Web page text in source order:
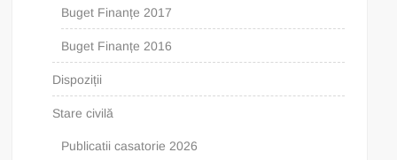
Buget Finanțe 2017
Buget Finanțe 2016
Dispoziții
Stare civilă
Publicatii casatorie 2026